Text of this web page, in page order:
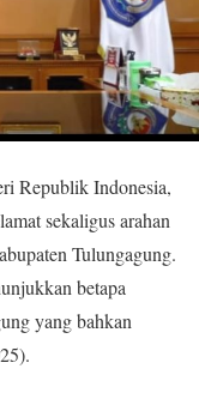
Republik Indonesia,
sekaligus arahan
Tulungagung.
betapa
yang bahkan